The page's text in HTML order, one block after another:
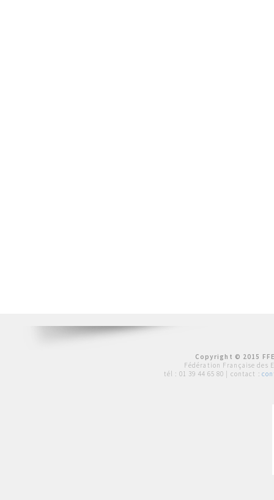
Copyright © 2015
Fédération Française des
tél : 01 39 44 65 80 | contact :